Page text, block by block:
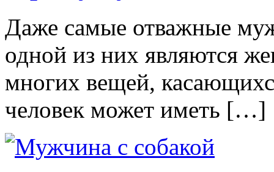
Даже самые отважные
одной из них являются
многих вещей,
человек может иметь […]